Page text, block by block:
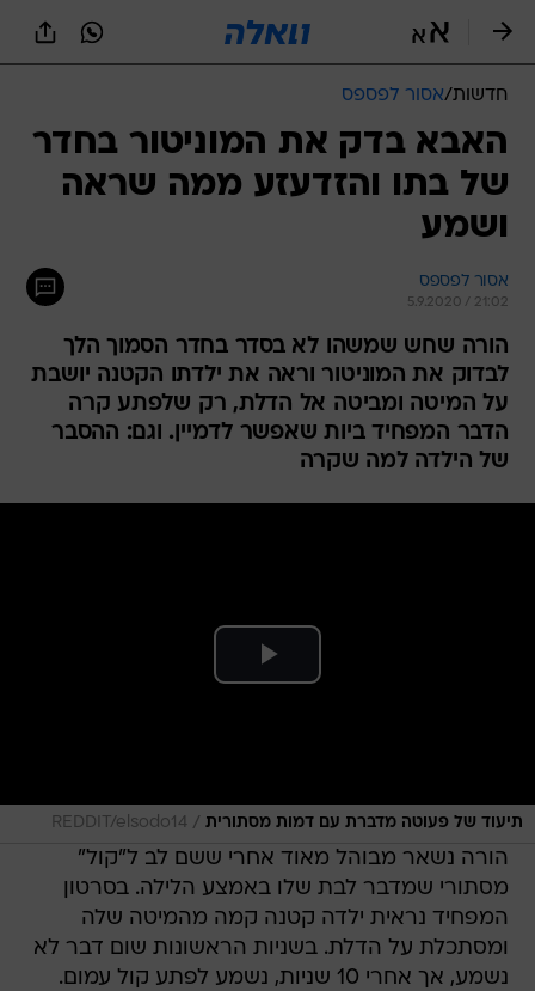
חדשות/אסור לפספס
האבא בדק את המוניטור בחדר
של בתו והזדעזע ממה שראה
ושמע
אסור לפספס
5.9.2020 / 21:02
הורה שחש שמשהו לא בסדר בחדר הסמוך הלך
לבדוק את המוניטור וראה את ילדתו הקטנה יושבת
על המיטה ומביטה אל הדלת, רק שלפתע קרה
הדבר המפחיד ביות שאפשר לדמיין. וגם: ההסבר
של הילדה למה שקרה
תיעוד של פעוטה מדברת עם דמות מסתורית /
REDDIT/elsodo14
הורה נשאר מבוהל מאוד אחרי ששם לב ל"קול"
מסתורי שמדבר לבת שלו באמצע הלילה. בסרטון
המפחיד נראית ילדה קטנה קמה מהמיטה שלה
ומסתכלת על הדלת. בשניות הראשונות שום דבר לא
נשמע, אך אחרי 10 שניות, נשמע לפתע קול עמום.